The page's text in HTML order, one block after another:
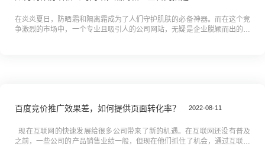
在炎炎夏日，防晒霜和隔离霜成为了人们守护肌肤的必备神器。而在这个竞
争激烈的市场中，一个专业且吸引人的公司网站，无疑是企业脱颖而出的关
百度竞价推广效果差，如何提供页面转化率？ 2022-08-11
现在互联网的快速发展给很多公司带来了新的机遇。在互联网还没有普及
之前，一些公司的产品销售业绩一般，但现在他们抓住了机会，通过互联网